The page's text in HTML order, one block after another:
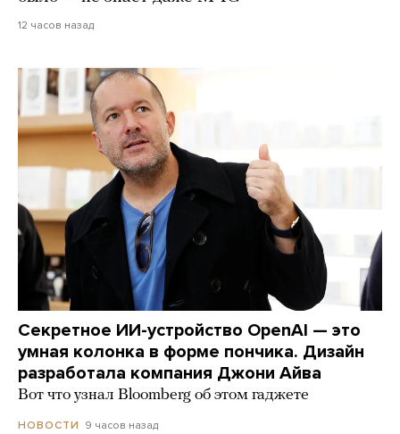
12 часов назад
Секретное ИИ-устройство OpenAI — это
умная колонка в форме пончика. Дизайн
разработала компания Джони Айва
Вот что узнал Bloomberg об этом гаджете
НОВОСТИ 9 часов назад